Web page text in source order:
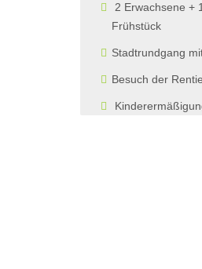
2 Erwachsene +
Frühstück
Stadtrundgang
Besuch der